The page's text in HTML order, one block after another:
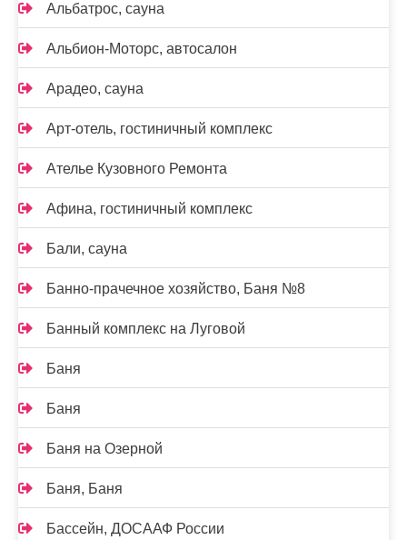
Альбатрос, сауна
Альбион-Моторс, автосалон
Арадео, сауна
Арт-отель, гостиничный комплекс
Ателье Кузовного Ремонта
Афина, гостиничный комплекс
Бали, сауна
Банно-прачечное хозяйство, Баня №8
Банный комплекс на Луговой
Баня
Баня
Баня на Озерной
Баня, Баня
Бассейн, ДОСААФ России